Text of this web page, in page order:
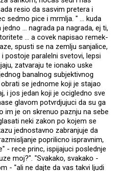
resio da sasvim pretera i
sedmo pice i mrmlja. " ... kuda
... nagrada pa nagrada, ej ti,
... a covek napisao remek-
spusti se na zemlju sanjalice,
i postoje paralelni svetovi, lepsi
zatvaraju te ionako uske
banalnog subjektivnog
se jednome koji je stajao
i jos jedan koji je ocigledno sve
glavom potvrdjujuci da su ga
im je on skrenuo paznju na sebe
neki zakon po kojem se
jednostavno zabranjuje da
poprilicno ispravnim,
- rece princ, ispijajuci poslednje
moj?". "Svakako, svakako -
- "ali ne dajte da vas takvi ljudi